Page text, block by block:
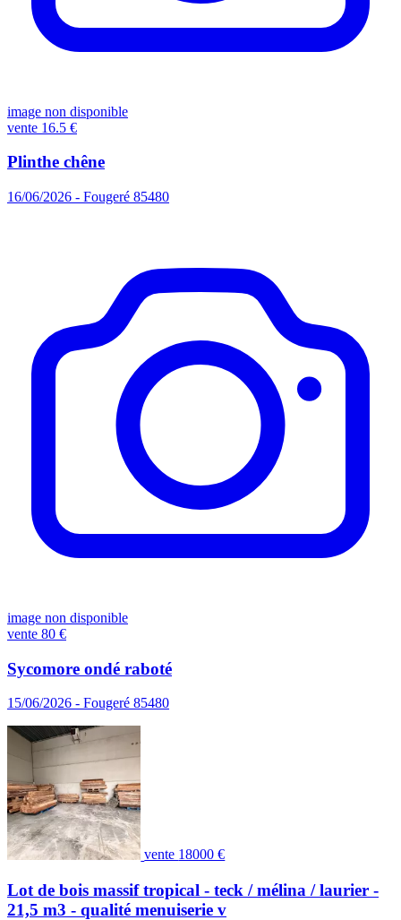
image non disponible
vente 16.5 €
Plinthe chêne
16/06/2026 - Fougeré 85480
image non disponible
vente 80 €
Sycomore ondé raboté
15/06/2026 - Fougeré 85480
vente 18000 €
Lot de bois massif tropical - teck / mélina / laurier -
21,5 m3 - qualité menuiserie v